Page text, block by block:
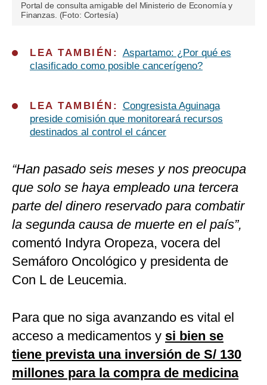
Portal de consulta amigable del Ministerio de Economía y
Finanzas. (Foto: Cortesía)
LEA TAMBIÉN: Aspartamo: ¿Por qué es
clasificado como posible cancerígeno?
LEA TAMBIÉN: Congresista Aguinaga
preside comisión que monitoreará recursos
destinados al control el cáncer
“Han pasado seis meses y nos preocupa
que solo se haya empleado una tercera
parte del dinero reservado para combatir
la segunda causa de muerte en el país”,
comentó Indyra Oropeza, vocera del
Semáforo Oncológico y presidenta de
Con L de Leucemia.
Para que no siga avanzando es vital el
acceso a medicamentos y si bien se
tiene prevista una inversión de S/ 130
millones para la compra de medicina